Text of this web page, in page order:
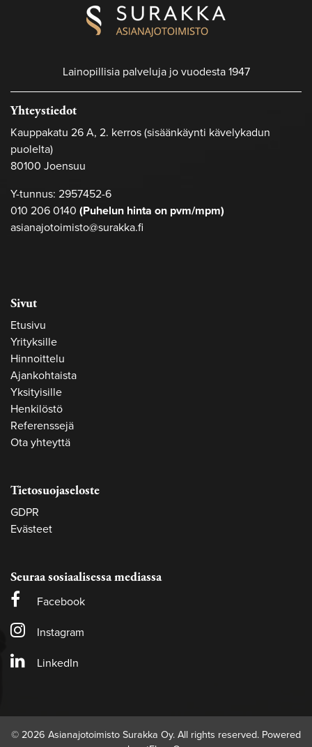
Lainopillisia palveluja jo vuodesta 1947
Yhteystiedot
Kauppakatu 26 A, 2. kerros (sisäänkäynti kävelykadun
puolelta)
80100 Joensuu
Y-tunnus: 2957452-6
010 206 0140 (Puhelun hinta on pvm/mpm)
asianajotoimisto@surakka.fi
Sivut
Etusivu
Yrityksille
Hinnoittelu
Ajankohtaista
Yksityisille
Henkilöstö
Referenssejä
Ota yhteyttä
Tietosuojaseloste
GDPR
Evästeet
Seuraa sosiaalisessa mediassa
Facebook
Instagram
LinkedIn
© 2026 Asianajotoimisto Surakka Oy. All rights reserved. Powered